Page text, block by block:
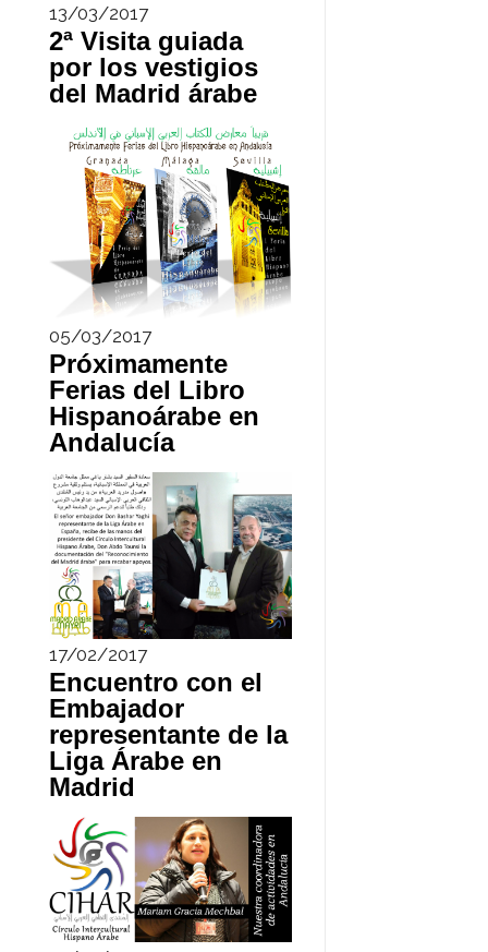
13/03/2017
2ª Visita guiada
por los vestigios
del Madrid árabe
05/03/2017
Próximamente
Ferias del Libro
Hispanoárabe en
Andalucía
17/02/2017
Encuentro con el
Embajador
representante de la
Liga Árabe en
Madrid